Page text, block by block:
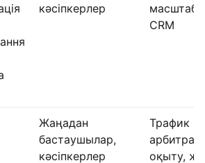
кәсіпкерлер
CRM
Жаңадан
бастаушылар,
кәсіпкерлер
Трафик
оқыту,